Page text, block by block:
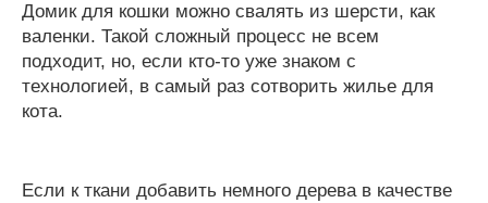
Домик для кошки можно свалять из шерсти, как
валенки. Такой сложный процесс не всем
подходит, но, если кто-то уже знаком с
технологией, в самый раз сотворить жилье для
кота.
Если к ткани добавить немного дерева в качестве